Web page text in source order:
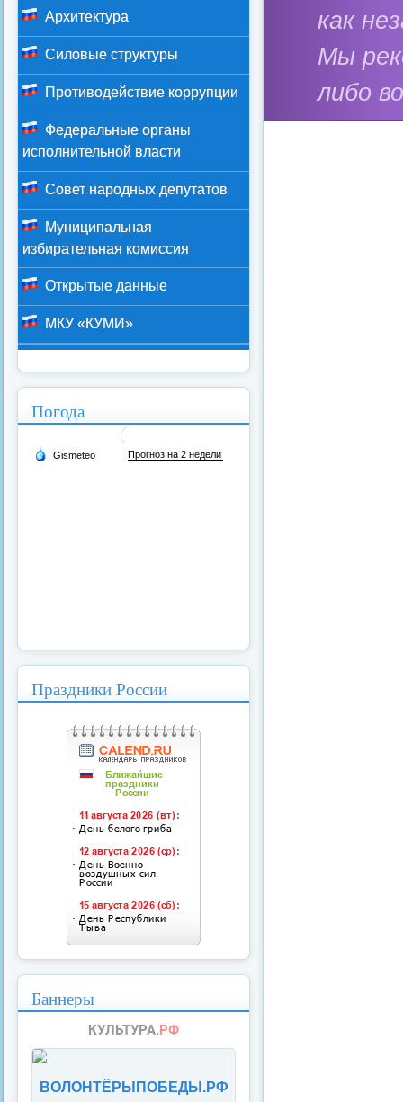
как
Мы
либо
Архитектура
Силовые структуры
Противодействие коррупции
Федеральные органы
исполнительной власти
Совет народных депутатов
Муниципальная
избирательная комиссия
Открытые данные
МКУ «КУМИ»
Погода
Праздники России
Баннеры
ВОЛОНТЁРЫПОБЕДЫ.РФ